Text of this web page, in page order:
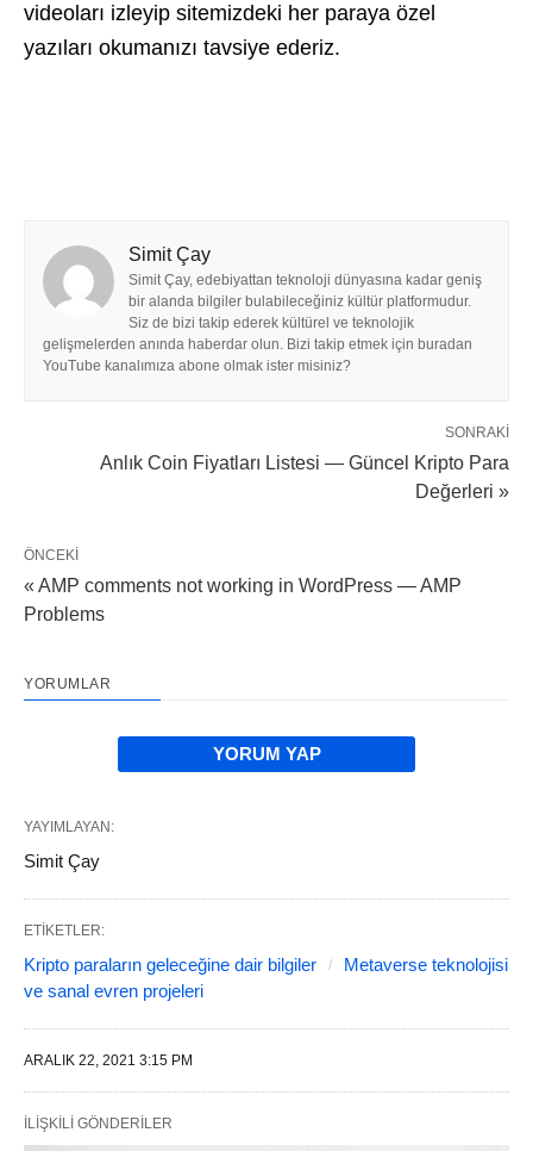
videoları izleyip sitemizdeki her paraya özel
yazıları okumanızı tavsiye ederiz.
Simit Çay
Simit Çay, edebiyattan teknoloji dünyasına kadar geniş
bir alanda bilgiler bulabileceğiniz kültür platformudur.
Siz de bizi takip ederek kültürel ve teknolojik
gelişmelerden anında haberdar olun. Bizi takip etmek için buradan
YouTube kanalımıza abone olmak ister misiniz?
SONRAKI
Anlık Coin Fiyatları Listesi — Güncel Kripto Para
Değerleri »
ÖNCEKI
« AMP comments not working in WordPress — AMP
Problems
YORUMLAR
YORUM YAP
YAYIMLAYAN:
Simit Çay
ETIKETLER:
Kripto paraların geleceğine dair bilgiler
Metaverse teknolojisi
ve sanal evren projeleri
ARALIK 22, 2021 3:15 PM
İLIŞKILI GÖNDERILER